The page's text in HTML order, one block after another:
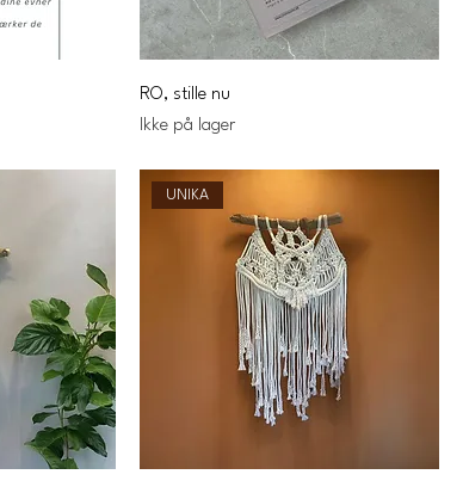
RO, stille nu
Ikke på lager
UNIKA